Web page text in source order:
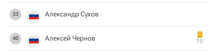
33 Александр Сухов
40 Алексей Чернов 75‎’‎